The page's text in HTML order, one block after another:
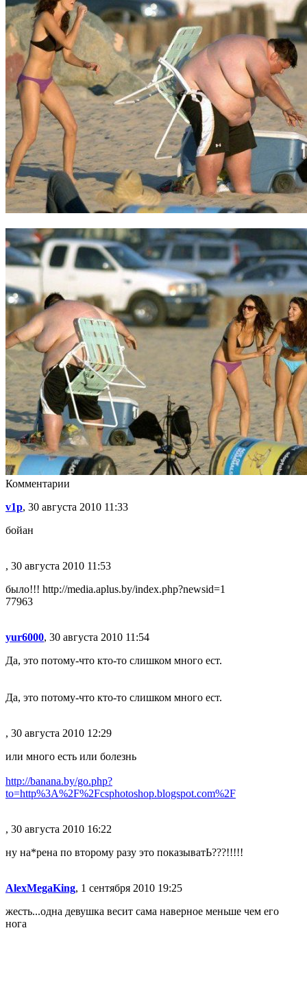
Комментарии
v1p, 30 августа 2010 11:33
бойан
, 30 августа 2010 11:53
было!!! http://media.aplus.by/index.php?newsid=1
77963
yur6000, 30 августа 2010 11:54
Да, это потому-что кто-то слишком много ест.
Да, это потому-что кто-то слишком много ест.
, 30 августа 2010 12:29
или много есть или болезнь
http://banana.by/go.php?
to=http%3A%2F%2Fcsphotoshop.blogspot.com%2F
, 30 августа 2010 16:22
ну на*рена по второму разу это показыватЬ???!!!!!
AlexMegaKing, 1 сентября 2010 19:25
жесть...одна девушка весит сама наверное меньше чем его
нога